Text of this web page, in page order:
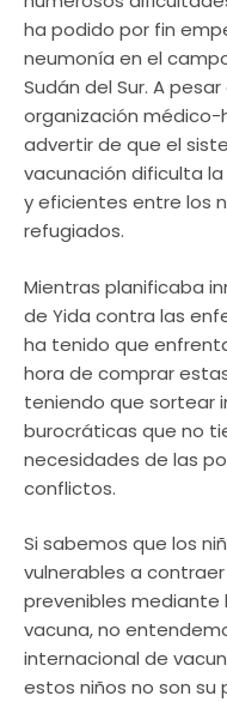
ha podido por fin
neumonía en el
Sudán del Sur. A
organización médico-
advertir de que el
vacunación dificulta
y eficientes entre los
refugiados.
Mientras planificaba
de Yida contra las
ha tenido que
hora de comprar
teniendo que sortear
burocráticas que no
necesidades de las
conflictos.
Si sabemos que los
vulnerables a
prevenibles mediante
vacuna, no
internacional de
estos niños no son su